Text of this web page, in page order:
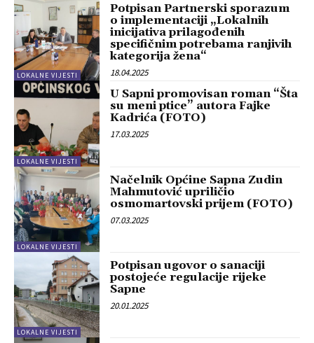
LOKALNE VIJESTI
Potpisan Partnerski sporazum
o implementaciji „Lokalnih
inicijativa prilagođenih
specifičnim potrebama ranjivih
kategorija žena“
18.04.2025
LOKALNE VIJESTI
U Sapni promovisan roman “Šta
su meni ptice” autora Fajke
Kadrića (FOTO)
17.03.2025
LOKALNE VIJESTI
Načelnik Općine Sapna Zudin
Mahmutović upriličio
osmomartovski prijem (FOTO)
07.03.2025
LOKALNE VIJESTI
Potpisan ugovor o sanaciji
postojeće regulacije rijeke
Sapne
20.01.2025